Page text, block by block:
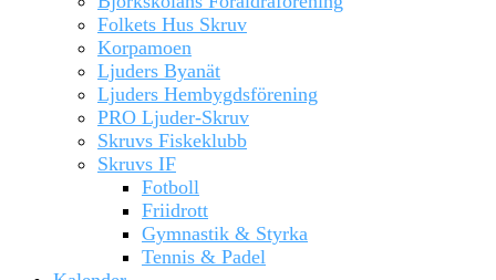
Folkets Hus Skruv
Korpamoen
Ljuders Byanät
Ljuders Hembygdsförening
PRO Ljuder-Skruv
Skruvs Fiskeklubb
Skruvs IF
Fotboll
Friidrott
Gymnastik & Styrka
Tennis & Padel